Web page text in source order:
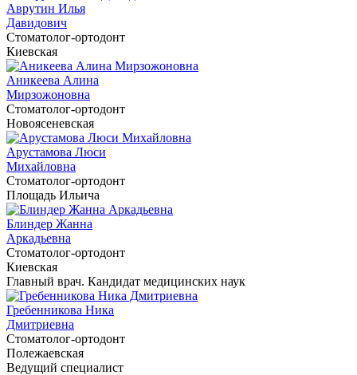
Аврутин Илья
Давидович
Cтоматолог-ортодонт
Киевская
Аникеева Алина
Мирзожоновна
Cтоматолог-ортодонт
Новоясеневская
Арустамова Люси
Михайловна
Cтоматолог-ортодонт
Площадь Ильича
Блиндер Жанна
Аркадьевна
Cтоматолог-ортодонт
Киевская
Главный врач. Кандидат медицинских наук
Гребенникова Ника
Дмитриевна
Cтоматолог-ортодонт
Полежаевская
Ведущий специалист